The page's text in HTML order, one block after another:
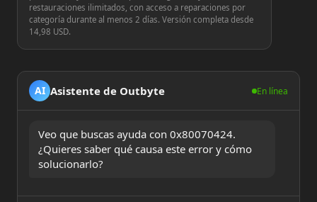
restauraciones ilimitados, con acceso a reparaciones por
categoría durante al menos 2 días. Versión completa desde
14,98 USD.
AI Asistente de Outbyte En línea
Veo que buscas ayuda con 0x80070424.
¿Quieres saber qué causa este error y cómo
solucionarlo?